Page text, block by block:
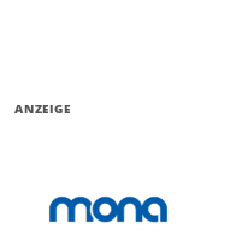
ANZEIGE